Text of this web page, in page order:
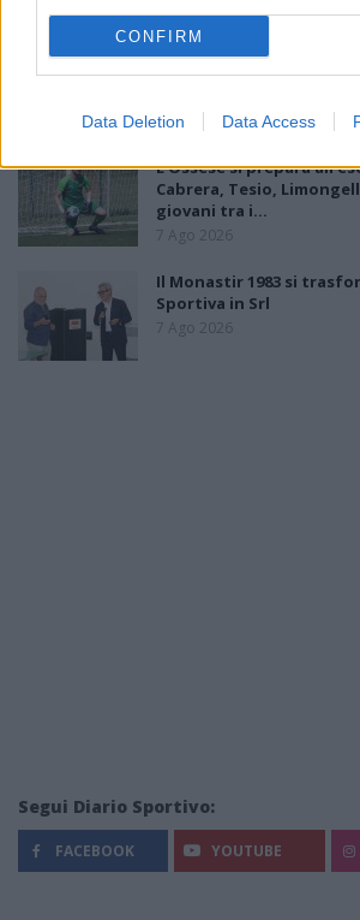
CONFIRM
Data Deletion Data Access
Gran colpo dell'Ossese,
Torres Riccardo Idda
L'Ossese si prepara
Cabrera, Tesio,
giovani tra i…
7 Ago 2026
Il Monastir 1983 si
Sportiva in Srl
7 Ago 2026
Segui Diario Sportivo:
FACEBOOK YOUTUBE